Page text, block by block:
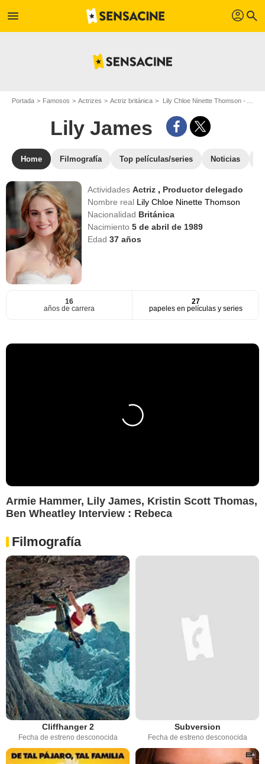
menu profil search
Portada Famosos Actrizes Actriz británica Lily Chloe Ninette Thomson - Apodo : Lily James
Lily James
Home Filmografía Top películas/series Noticias
ActividadesActriz , Productor delegado
Nombre real Lily Chloe Ninette Thomson
Nacionalidad Británica
Nacimiento5 de abril de 1989
Edad37 años
16
años de carrera
27
papeles en películas y series
Armie Hammer, Lily James, Kristin Scott Thomas,
Ben Wheatley Interview : Rebeca
Filmografía
Cliffhanger 2
Fecha de estreno desconocida
Subversion
Fecha de estreno desconocida